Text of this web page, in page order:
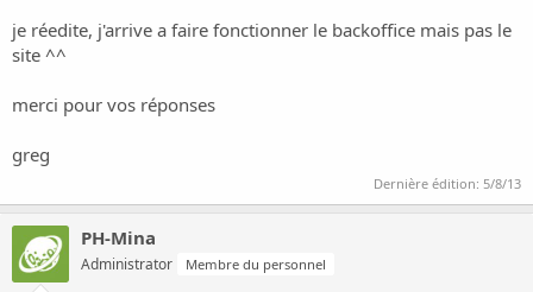
s
i
je réedite, j'arrive a faire fonctionner le backoffice mais pas le
site ^^
merci pour vos réponses
greg
Dernière édition: 5/8/13
PH-Mina
Administrator Membre du personnel